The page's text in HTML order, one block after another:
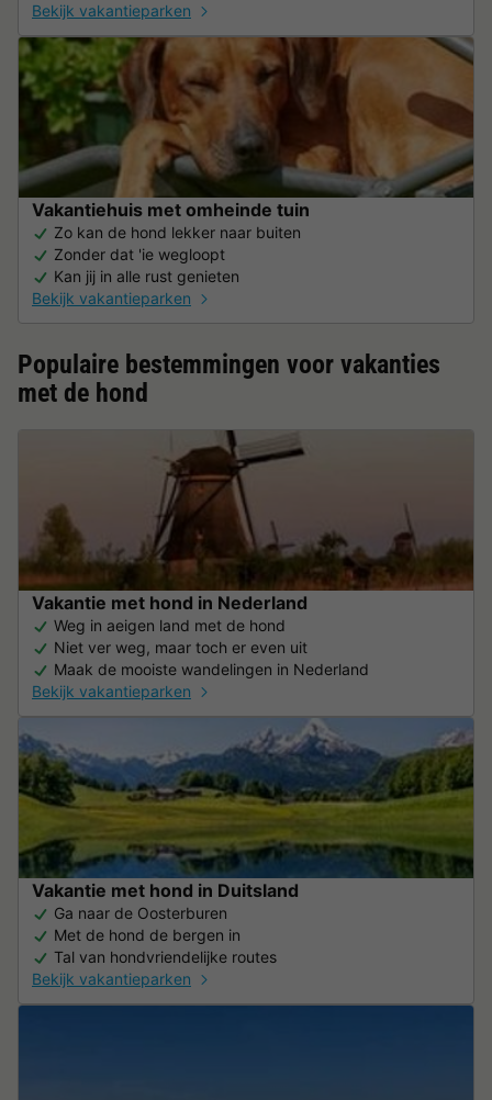
Bekijk vakantieparken
Vakantiehuis met omheinde tuin
Zo kan de hond lekker naar buiten
Zonder dat 'ie wegloopt
Kan jij in alle rust genieten
Bekijk vakantieparken
Populaire bestemmingen voor vakanties
met de hond
Vakantie met hond in Nederland
Weg in aeigen land met de hond
Niet ver weg, maar toch er even uit
Maak de mooiste wandelingen in Nederland
Bekijk vakantieparken
Vakantie met hond in Duitsland
Ga naar de Oosterburen
Met de hond de bergen in
Tal van hondvriendelijke routes
Bekijk vakantieparken